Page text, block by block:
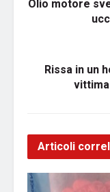
Olio motore
Rissa in un
Articoli